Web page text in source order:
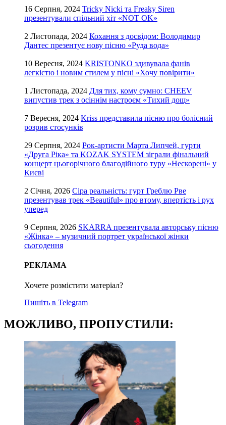
16 Серпня, 2024 Tricky Nicki та Freaky Siren
презентували спільний хіт «NOT OK»
2 Листопада, 2024 Кохання з досвідом: Володимир
Дантес презентує нову пісню «Руда вода»
10 Вересня, 2024 KRISTONKO здивувала фанів
легкістю і новим стилем у пісні «Хочу повірити»
1 Листопада, 2024 Для тих, кому сумно: CHEEV
випустив трек з осіннім настроєм «Тихий дощ»
7 Вересня, 2024 Kriss представила пісню про болісний
розрив стосунків
29 Серпня, 2024 Рок-артисти Марта Липчей, гурти
«Друга Ріка» та KOZAK SYSTEM зіграли фінальний
концерт цьогорічного благодійного туру «Нескорені» у
Києві
2 Січня, 2026 Сіра реальність: гурт Греблю Рве
презентував трек «Beautiful» про втому, впертість і рух
уперед
9 Серпня, 2026 SKARRA презентувала авторську пісню
«Жінка» – музичний портрет української жінки
сьогодення
РЕКЛАМА
Хочете розмістити матеріал?
Пишіть в Telegram
МОЖЛИВО, ПРОПУСТИЛИ: